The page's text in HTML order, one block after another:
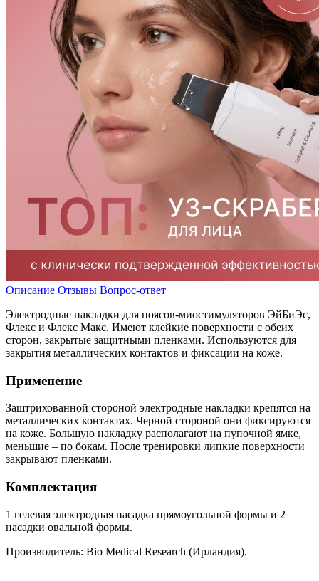
Описание Отзывы Вопрос-ответ
Электродные накладки для поясов-миостимуляторов ЭйБиЭс,
Флекс и Флекс Макс. Имеют клейкие поверхности с обеих
сторон, закрытые защитными пленками. Используются для
закрытия металлических контактов и фиксации на коже.
Применение
Заштрихованной стороной электродные накладки крепятся на
металлических контактах. Черной стороной они фиксируются
на коже. Большую накладку располагают на пупочной ямке,
меньшие – по бокам. После тренировки липкие поверхности
закрывают пленками.
Комплектация
1 гелевая электродная насадка прямоугольной формы и 2
насадки овальной формы.
Производитель: Bio Medical Research (Ирландия).